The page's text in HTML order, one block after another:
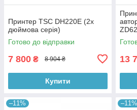
Принтер TSC DH220Е (2х
дюймова серія)
Готово до відправки
7 800 ₴ 8 904 ₴
Купити
13
–11% –11%